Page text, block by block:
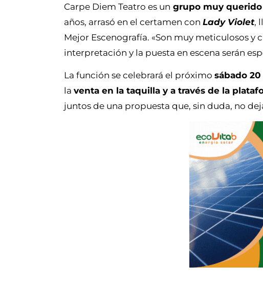
Carpe Diem Teatro es un grupo muy
años, arrasó en el certamen con Lady Violet,
Mejor Escenografía. «Son muy meticulosos y
interpretación y la puesta en escena serán
La función se celebrará el próximo sábado 20
la venta en la taquilla y a través de la
juntos de una propuesta que, sin duda, no